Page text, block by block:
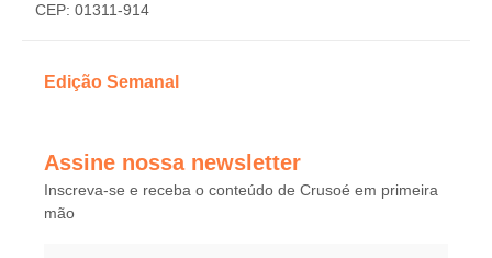
CEP: 01311-914
Edição Semanal
Assine nossa newsletter
Inscreva-se e receba o conteúdo de Crusoé em primeira
mão